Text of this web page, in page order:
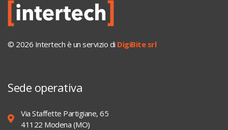
© 2026 Intertech è un servizio di DigiBite srl
Sede operativa
Via Staffette Partigiane, 65
41122 Modena (MO)